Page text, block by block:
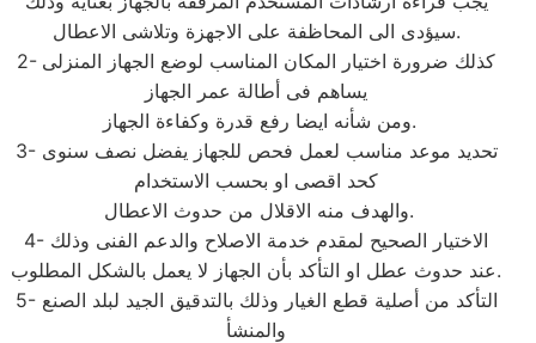
سيؤدى الى المحاظفة على الاجهزة وتلاشى الاعطال.
2- كذلك ضرورة اختيار المكان المناسب لوضع الجهاز المنزلى
يساهم فى أطالة عمر الجهاز
ومن شأنه ايضا رفع قدرة وكفاءة الجهاز.
3- تحديد موعد مناسب لعمل فحص للجهاز يفضل نصف سنوى
كحد اقصى او بحسب الاستخدام
والهدف منه الاقلال من حدوث الاعطال.
4- الاختيار الصحيح لمقدم خدمة الاصلاح والدعم الفنى وذلك
عند حدوث عطل او التأكد بأن الجهاز لا يعمل بالشكل المطلوب.
5- التأكد من أصلية قطع الغيار وذلك بالتدقيق الجيد لبلد الصنع
والمنشأ